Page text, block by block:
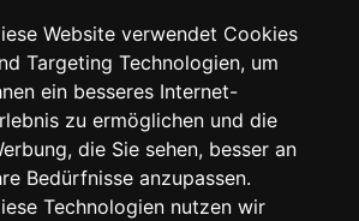
Website verwendet Cookies
Targeting Technologien, um
ein besseres Internet-
zu ermöglichen und die
die Sie sehen, besser an
Bedürfnisse anzupassen.
Technologien nutzen wir
TV